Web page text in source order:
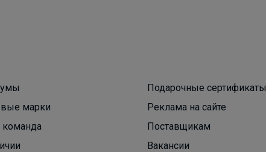
марки
Подарочные сертификаты
Реклама на сайте
Поставщикам
Вакансии